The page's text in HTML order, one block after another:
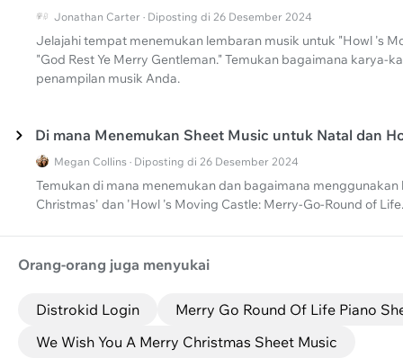
Jonathan Carter · Diposting di 26 Desember 2024
Jelajahi tempat menemukan lembaran musik untuk "Howl 's
"God Rest Ye Merry Gentleman." Temukan bagaimana karya-
penampilan musik Anda.
Di mana Menemukan Sheet Music untuk Natal dan
Megan Collins · Diposting di 26 Desember 2024
Temukan di mana menemukan dan bagaimana
Christmas' dan 'Howl 's Moving Castle: Merry-Go-Round of
Orang-orang juga menyukai
Distrokid Login
Merry Go Round Of Life Piano
We Wish You A Merry Christmas Sheet Music